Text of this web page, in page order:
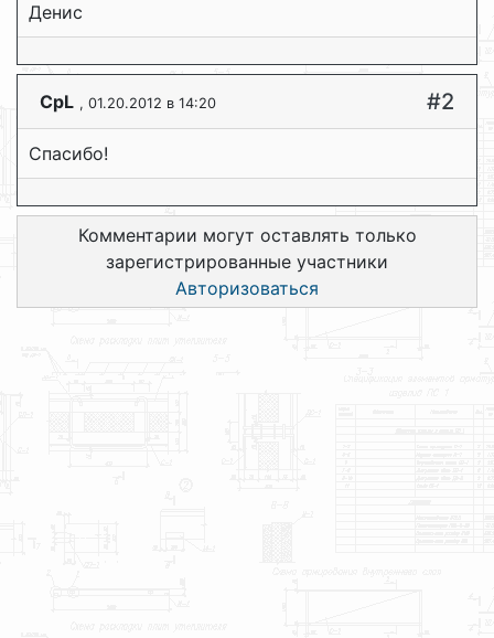
Денис
CpL , 01.20.2012 в 14:20 #2
Спасибо!
Комментарии могут оставлять только
зарегистрированные участники
Авторизоваться